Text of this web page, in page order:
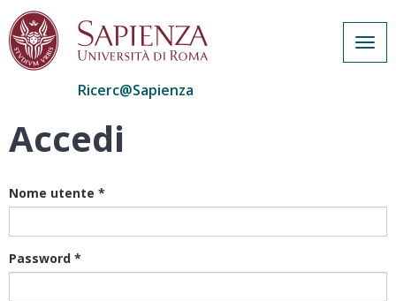
Salta
Ricerc@Sapienza
Accedi
Nome utente *
Password *